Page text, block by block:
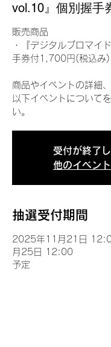
vol.10』個別握手
販売商品
・『デジタルブロマイ
手券付1,700円(税込み)
商品やイベントの詳細
以下イベントについて
い。
受付が終了
他のイベン
抽選受付期間
2025年11月21日
月25日 12:00
予定